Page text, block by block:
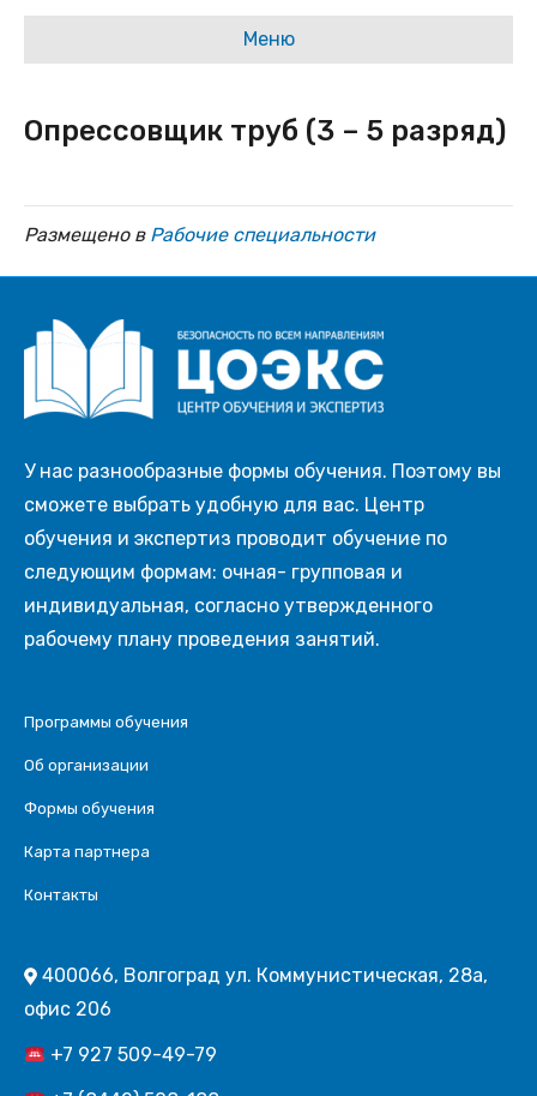
Меню
Опрессовщик труб (3 – 5 разряд)
Размещено в Рабочие специальности
У нас разнообразные формы обучения. Поэтому вы
сможете выбрать удобную для вас. Центр
обучения и экспертиз проводит обучение по
следующим формам: очная- групповая и
индивидуальная, согласно утвержденного
рабочему плану проведения занятий.
Программы обучения
Об организации
Формы обучения
Карта партнера
Контакты
400066, Волгоград ул. Коммунистическая, 28а,
офис 206
+7 927 509-49-79